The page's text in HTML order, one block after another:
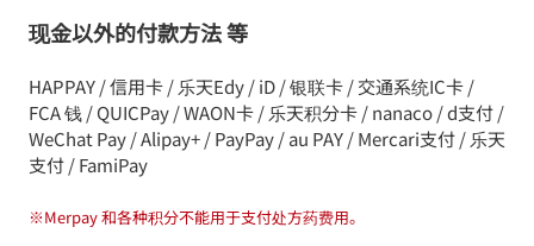
现金以外的付款方法 等
HAPPAY / 信用卡 / 乐天Edy / iD / 银联卡 / 交通系统IC卡 /
FCA 钱 / QUICPay / WAON卡 / 乐天积分卡 / nanaco / d支付 /
WeChat Pay / Alipay+ / PayPay / au PAY / Mercari支付 / 乐天
支付 / FamiPay
※Merpay 和各种积分不能用于支付处方药费用。